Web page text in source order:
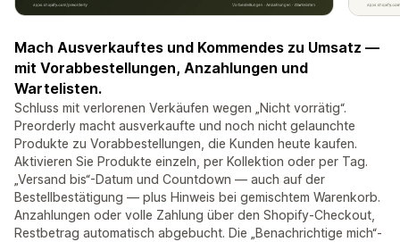
Mach Ausverkauftes und Kommendes zu Umsatz —
mit Vorabbestellungen, Anzahlungen und
Wartelisten.
Schluss mit verlorenen Verkäufen wegen „Nicht vorrätig“.
Preorderly macht ausverkaufte und noch nicht gelaunchte
Produkte zu Vorabbestellungen, die Kunden heute kaufen.
Aktivieren Sie Produkte einzeln, per Kollektion oder per Tag.
„Versand bis“-Datum und Countdown — auch auf der
Bestellbestätigung — plus Hinweis bei gemischtem Warenkorb.
Anzahlungen oder volle Zahlung über den Shopify-Checkout,
Restbetrag automatisch abgebucht. Die „Benachrichtige mich“-